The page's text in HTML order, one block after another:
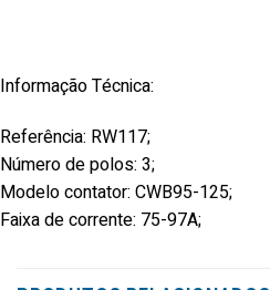
Informação Técnica:
Referência: RW117;
Número de polos: 3;
Modelo contator: CWB95-125;
Faixa de corrente: 75-97A;